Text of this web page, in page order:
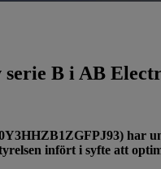
B i AB
har
infört i syfte att